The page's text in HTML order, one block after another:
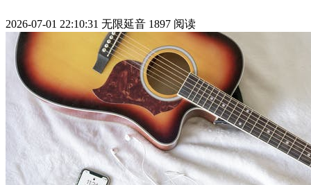
2026-07-01 22:10:31 无限延音 1897 阅读